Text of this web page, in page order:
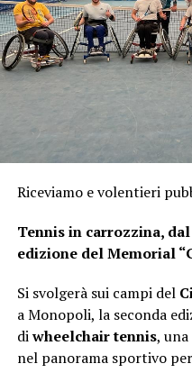
Riceviamo e volentieri
Tennis in carrozzina,
edizione del Memorial
Si svolgerà sui campi del
a Monopoli, la seconda
diwheelchair tennis,
nel panorama sportivo